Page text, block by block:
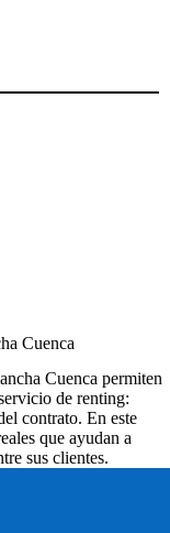
Cuenca
Cuenca permiten
de renting:
contrato. En este
que ayudan a
sus clientes.